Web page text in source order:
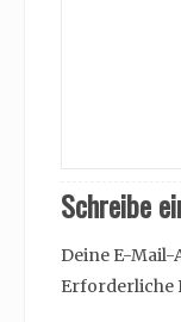
Schreibe
Deine E-
Erforderliche